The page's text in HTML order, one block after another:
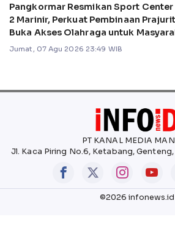
Pangkormar Resmikan Sport
2 Marinir, Perkuat Pembinaan
Buka Akses Olahraga untuk
Jumat, 07 Agu 2026 23:49 WIB
PT KANAL MEDIA
Jl. Kaca Piring No.6, Ketabang,
©2026 infonews.id